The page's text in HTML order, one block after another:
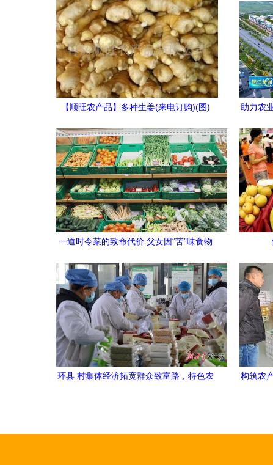
【顺旺农产品】多种生姜(来电订购)(图)
助力农
一道时令菜的致命代价 父女因“苦”味食物
环县 村集体经济拓宽群众致富路，特色农
构筑农